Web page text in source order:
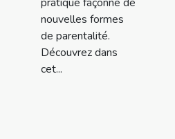
nouvelles formes
de parentalité.
Découvrez dans
cet...